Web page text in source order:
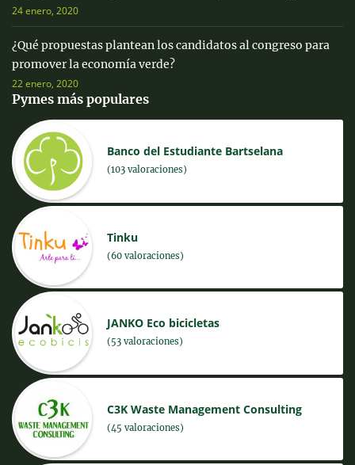
24 enero, 2020
¿Qué propuestas plantean los candidatos al congreso para
promover la economía verde?
22 enero, 2020
Pymes más populares
Banco del Estudiante Bartselana
(103 valoraciones)
Tinku
(60 valoraciones)
JANKO Eco bicicletas
(53 valoraciones)
C3K Waste Management Consulting
(45 valoraciones)